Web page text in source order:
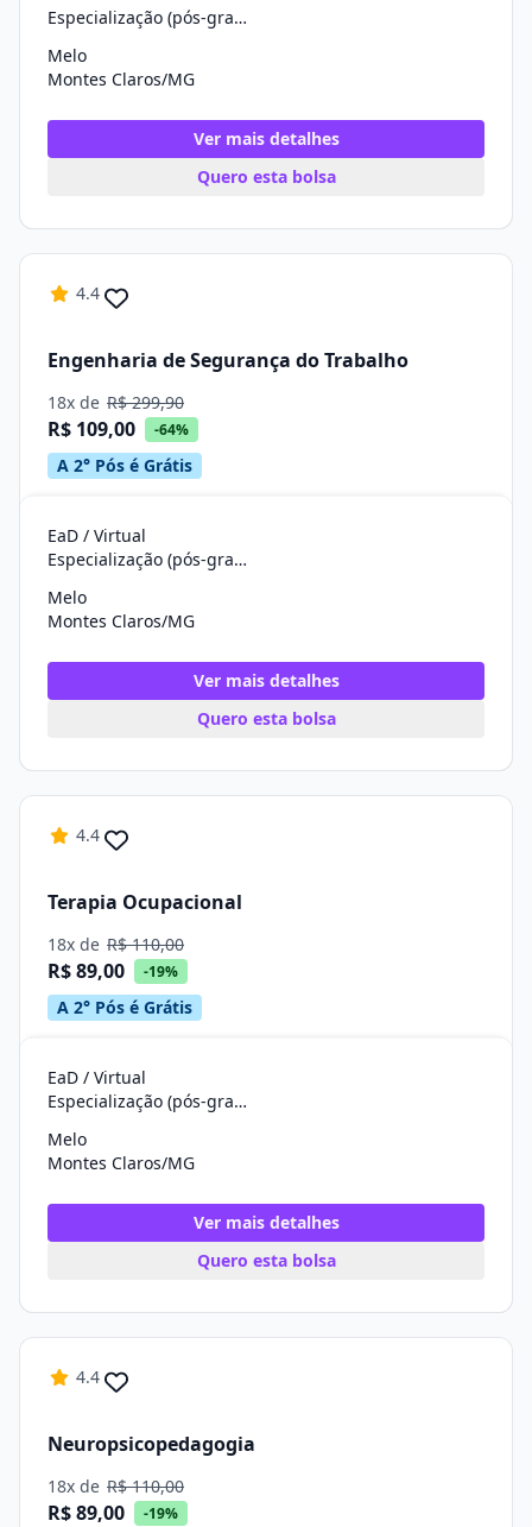
Especialização (pós-graduação)
Melo
Montes Claros/MG
Ver mais detalhes
Quero esta bolsa
4.4
Engenharia de Segurança do Trabalho
18x de R$ 299,90
R$ 109,00 -64%
A 2° Pós é Grátis
EaD / Virtual
Especialização (pós-graduação)
Melo
Montes Claros/MG
Ver mais detalhes
Quero esta bolsa
4.4
Terapia Ocupacional
18x de R$ 110,00
R$ 89,00 -19%
A 2° Pós é Grátis
EaD / Virtual
Especialização (pós-graduação)
Melo
Montes Claros/MG
Ver mais detalhes
Quero esta bolsa
4.4
Neuropsicopedagogia
18x de R$ 110,00
R$ 89,00 -19%